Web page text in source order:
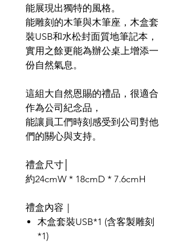
能展現出獨特的風格。
能雕刻的木筆與木筆座，木盒套
裝USB和水松封面質地筆記本，
實用之餘更能為辦公桌上增添一
份自然氣息。
這組大自然恩賜的禮品，很適合
作為公司紀念品，
能讓員工們時刻感受到公司對他
們的關心與支持。
禮盒尺寸│
約24cmW * 18cmD * 7.6cmH
禮盒內容｜
木盒套裝USB*1 (含客製雕刻
*1)